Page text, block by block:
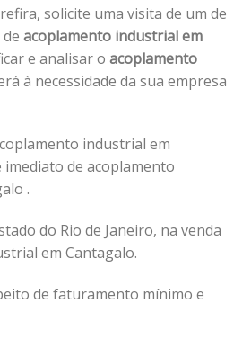
solicite uma visita de um de
acoplamento industrial em
e analisar o acoplamento
à necessidade da sua empresa
industrial em
de acoplamento
.
do Rio de Janeiro, na venda
em Cantagalo.
de faturamento mínimo e